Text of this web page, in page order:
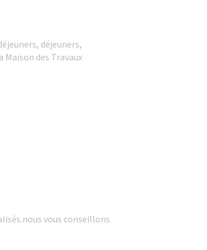
déjeuners,
Maison des Travaux
vous conseillons